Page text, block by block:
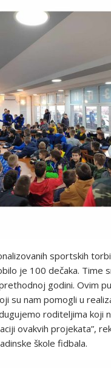
sportskih
je 100 dečaka. Time
godini. Ovim
su nam pomogli u
roditeljima koji
ovakvih projekata”,
škole fidbala.